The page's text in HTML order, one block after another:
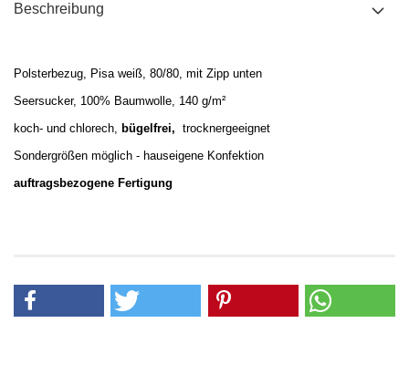
Beschreibung
Polsterbezug, Pisa weiß, 80/80, mit Zipp unten
Seersucker, 100% Baumwolle, 140 g/m²
koch- und chlorech, bügelfrei, trocknergeeignet
Sondergrößen möglich - hauseigene Konfektion
auftragsbezogene Fertigung